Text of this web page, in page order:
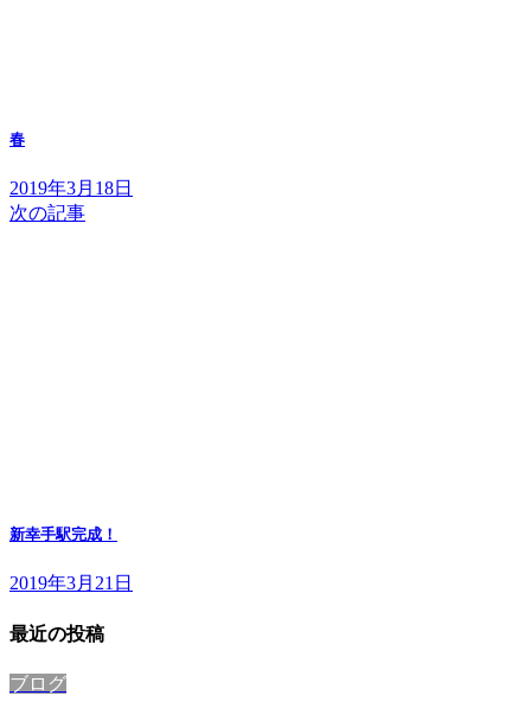
春
2019年3月18日
次の記事
新幸手駅完成！
2019年3月21日
最近の投稿
ブログ